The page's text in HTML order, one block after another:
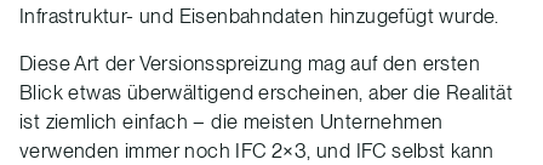
Infrastruktur- und Eisenbahndaten hinzugefügt wurde.
Diese Art der Versionsspreizung mag auf den ersten
Blick etwas überwältigend erscheinen, aber die Realität
ist ziemlich einfach – die meisten Unternehmen
verwenden immer noch IFC 2×3, und IFC selbst kann